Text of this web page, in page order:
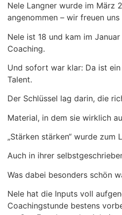
Nele Langner wurde im März
angenommen – wir freuen
Nele ist 18 und kam im
Coaching.
Und sofort war klar: Da ist
Talent.
Der Schlüssel lag darin, die
Material, in dem sie wirklich
„Stärken stärken“ wurde zum
Auch in ihrer
Was dabei besonders schön
Nele hat die Inputs voll
Coachingstunde bestens